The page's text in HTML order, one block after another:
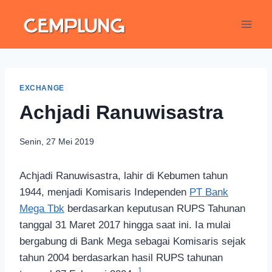
EXCHANGE
Achjadi Ranuwisastra
Senin, 27 Mei 2019
Achjadi Ranuwisastra, lahir di Kebumen tahun
1944, menjadi Komisaris Independen PT Bank
Mega Tbk berdasarkan keputusan RUPS Tahunan
tanggal 31 Maret 2017 hingga saat ini. Ia mulai
bergabung di Bank Mega sebagai Komisaris sejak
tahun 2004 berdasarkan hasil RUPS tahunan